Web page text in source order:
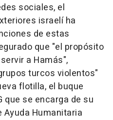
sociales, el
israelí ha
de estas
que "el propósito
a Hamás",
turcos violentos"
flotilla, el buque
que se encarga de su
Ayuda Humanitaria